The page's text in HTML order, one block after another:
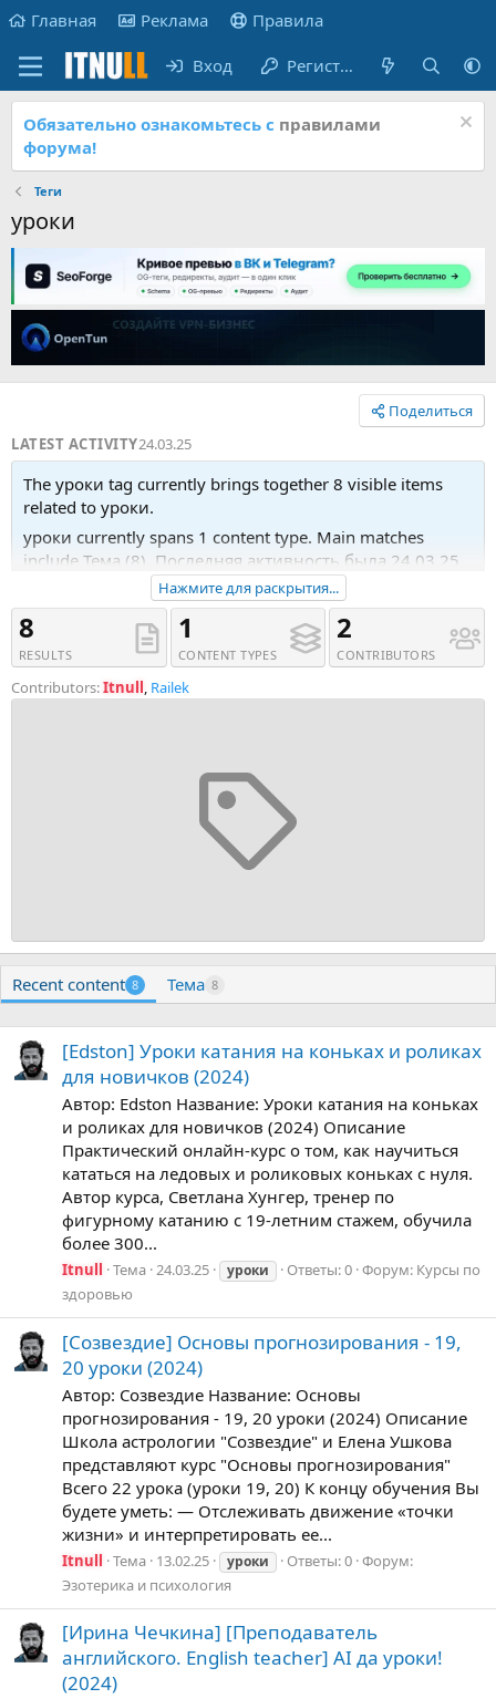
Главная Реклама Правила
Вход Регистрация
Обязательно ознакомьтесь с правилами
форума!
Теги
уроки
Поделиться
LATEST ACTIVITY24.03.25
The уроки tag currently brings together 8 visible items
related to уроки.
уроки currently spans 1 content type. Main matches
include Тема (8). Последняя активность была 24.03.25
Recent tagged content includes Тема '[Edston] Уроки
катания на коньках и роликах для новичков (2024)',
Тема '[Созвездие] Основы прогнозирования - 19, 20
уроки (2024)' and Тема '[Ирина Чечкина]
Нажмите для раскрытия...
8
RESULTS
1
CONTENT TYPES
2
CONTRIBUTORS
Contributors:Itnull , Railek
Recent content 8 Тема 8
[Edston] Уроки катания на коньках и роликах
для новичков (2024)
Автор: Edston Название: Уроки катания на коньках
и роликах для новичков (2024) Описание
Практический онлайн-курс о том, как научиться
кататься на ледовых и роликовых коньках с нуля.
Автор курса, Светлана Хунгер, тренер по
фигурному катанию с 19-летним стажем, обучила
более 300...
Itnull Тема 24.03.25 уроки Ответы: 0 Форум: Курсы по
здоровью
[Созвездие] Основы прогнозирования - 19,
20 уроки (2024)
Автор: Созвездие Название: Основы
прогнозирования - 19, 20 уроки (2024) Описание
Школа астрологии "Созвездие" и Елена Ушкова
представляют курс "Основы прогнозирования"
Всего 22 урока (уроки 19, 20) К концу обучения Вы
будете уметь: — Отслеживать движение «точки
жизни» и интерпретировать ее...
Itnull Тема 13.02.25 уроки Ответы: 0 Форум:
Эзотерика и психология
[Ирина Чечкина] [Преподаватель
английского. English teacher] AI да уроки!
(2024)